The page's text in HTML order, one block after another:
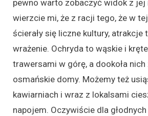
pewno warto zobaczyć widok z jej
wierzcie mi, że z racji tego, że w
ścierały się liczne kultury, atrakcje
wrażenie. Ochryda to wąskie i
trawersami w górę, a dookoła
osmańskie domy. Możemy też
kawiarniach i wraz z lokalsami
napojem. Oczywiście dla